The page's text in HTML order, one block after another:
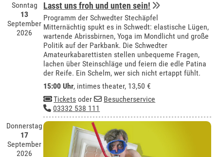
Sonntag
13
September
2026
Lasst uns froh und unten sein!
Programm der Schwedter Stechäpfel
Mitternächtig spukt es in Schwedt: elastische Lügen,
wartende Abrissbirnen, Yoga im Mondlicht und große
Politik auf der Parkbank. Die Schwedter
Amateurkabarettisten stellen unbequeme Fragen,
lachen über Steinschläge und feiern die edle Patina
der Reife. Ein Schelm, wer sich nicht ertappt fühlt.
15:00 Uhr, intimes theater, 13,50 €
Tickets oder
Besucherservice
03332 538 111
Donnerstag
17
September
2026